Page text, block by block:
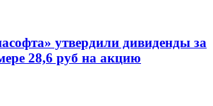
утвердили дивиденды за
28,6 руб на акцию